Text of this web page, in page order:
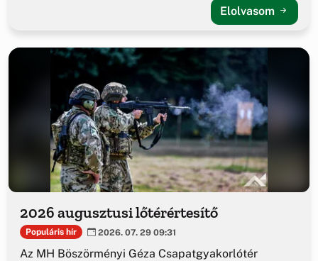
Elolvasom
2026 augusztusi lőtérértesítő
Populáris hír 2026. 07. 29 09:31
Az MH Böszörményi Géza Csapatgyakorlótér